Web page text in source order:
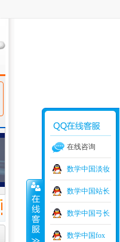
在线咨询
数学中国淡妆
数学中国站长
数学中国弓长
数学中国fox